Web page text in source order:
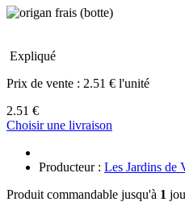
Expliqué
Prix de vente : 2.51 € l'unité
2.51 €
Choisir une livraison
Producteur : Les Jardins de
Produit commandable jusqu'à 1